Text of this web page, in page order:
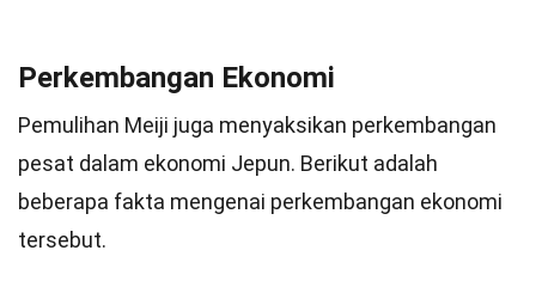
Perkembangan Ekonomi
Pemulihan Meiji juga menyaksikan perkembangan
pesat dalam ekonomi Jepun. Berikut adalah
beberapa fakta mengenai perkembangan ekonomi
tersebut.